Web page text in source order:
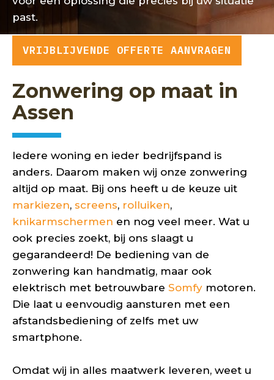
past.
VRIJBLIJVENDE OFFERTE AANVRAGEN
Zonwering op maat in
Assen
Iedere woning en ieder bedrijfspand is
anders. Daarom maken wij onze zonwering
altijd op maat. Bij ons heeft u de keuze uit
markiezen, screens, rolluiken,
knikarmschermen en nog veel meer. Wat u
ook precies zoekt, bij ons slaagt u
gegarandeerd! De bediening van de
zonwering kan handmatig, maar ook
elektrisch met betrouwbare Somfy motoren.
Die laat u eenvoudig aansturen met een
afstandsbediening of zelfs met uw
smartphone.
Omdat wij in alles maatwerk leveren, weet u